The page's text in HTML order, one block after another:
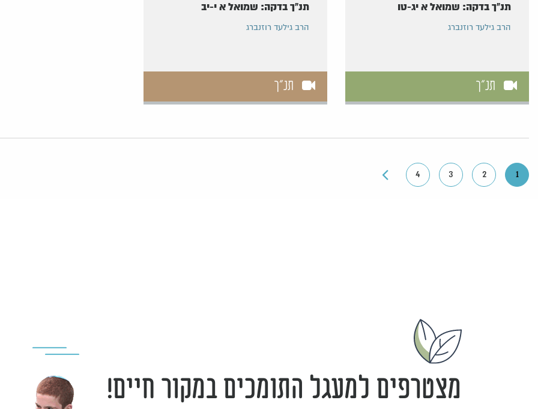
תנ"ך בדקה: שמואל א יג-טו
הרב גילעד רוזנברג
תנ"ך
תנ"ך בדקה: שמואל א י-יב
הרב גילעד רוזנברג
תנ"ך
1
2
3
4
מצטרפים למעגל התומכים במקור חיים!